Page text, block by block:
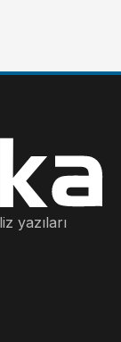
yazıları